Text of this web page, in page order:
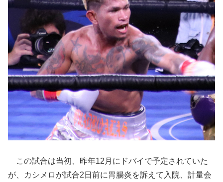
この試合は当初、昨年12月にドバイで予定されていた
が、カシメロが試合2日前に胃腸炎を訴えて入院、計量会